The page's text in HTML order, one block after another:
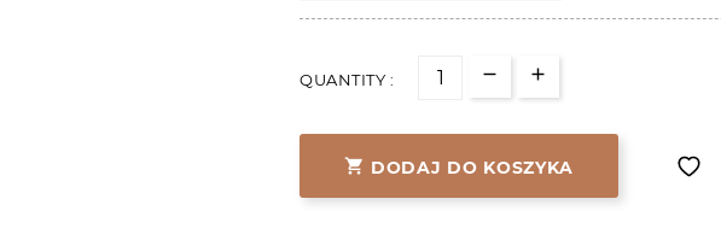
QUANTITY :
 DODAJ DO KOSZYKA